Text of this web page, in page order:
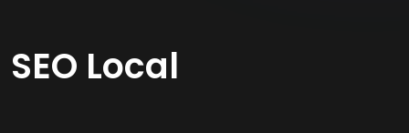
SEO Local